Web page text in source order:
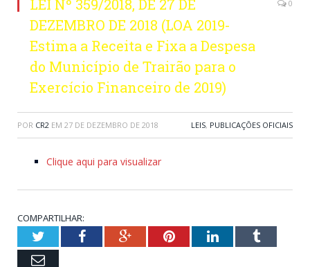
LEI Nº 359/2018, DE 27 DE
DEZEMBRO DE 2018 (LOA 2019-
Estima a Receita e Fixa a Despesa
do Município de Trairão para o
Exercício Financeiro de 2019)
0
POR CR2 EM 27 DE DEZEMBRO DE 2018 LEIS, PUBLICAÇÕES OFICIAIS
Clique aqui para visualizar
COMPARTILHAR:
TwitterFacebookGoogle+PinterestLinkedInTumblr
Email